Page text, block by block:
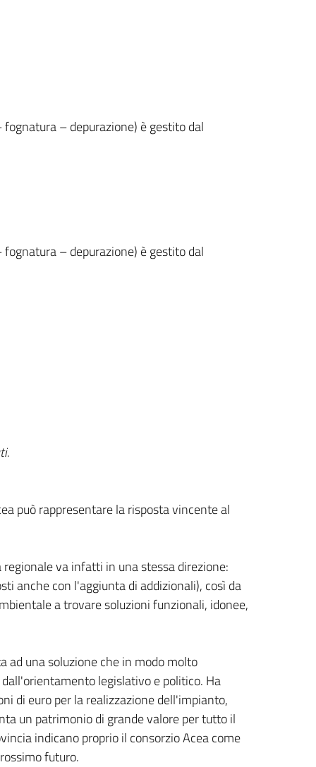
– depurazione) è gestito dal
– depurazione) è gestito dal
può rappresentare la risposta vincente al
va infatti in una stessa direzione:
anche con l'aggiunta di addizionali), così da
a trovare soluzioni funzionali, idonee,
ad una soluzione che in modo molto
legislativo e politico. Ha
di euro per la realizzazione dell'impianto,
un patrimonio di grande valore per tutto il
indicano proprio il consorzio Acea come
futuro.